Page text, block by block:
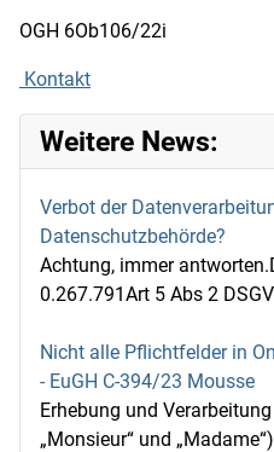
OGH 6Ob106/22i
Kontakt
Weitere News:
Verbot der
Datenschutzbehörde?
Achtung, immer
0.267.791Art 5 Abs 2
Nicht alle Pflichtfelder in
- EuGH C-394/23 Mousse
Erhebung und
„Monsieur“ und